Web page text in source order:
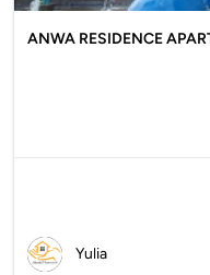
ANWA RESIDENCE
Yulia